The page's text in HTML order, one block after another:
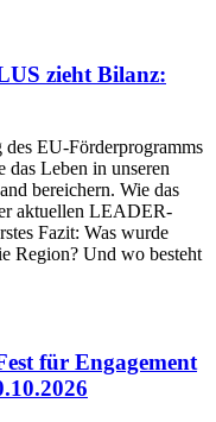
zieht Bilanz:
EU-Förderprogramms
Leben in unseren
bereichern. Wie das
aktuellen LEADER-
Fazit: Was wurde
Region? Und wo besteht
für Engagement